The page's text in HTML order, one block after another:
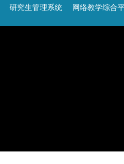
研究生管理系统 网络教学综合